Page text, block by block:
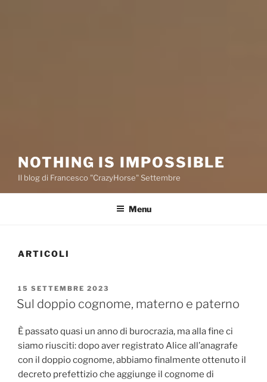
NOTHING IS IMPOSSIBLE
Il blog di Francesco "CrazyHorse" Settembre
Menu
ARTICOLI
PUBBLICATO
IL
15 SETTEMBRE 2023
Sul doppio cognome, materno e paterno
È passato quasi un anno di burocrazia, ma alla fine ci
siamo riusciti: dopo aver registrato Alice all’anagrafe
con il doppio cognome, abbiamo finalmente ottenuto il
decreto prefettizio che aggiunge il cognome di